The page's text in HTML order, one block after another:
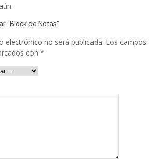
“Block de Notas”
electrónico no será publicada. Los campos
con *